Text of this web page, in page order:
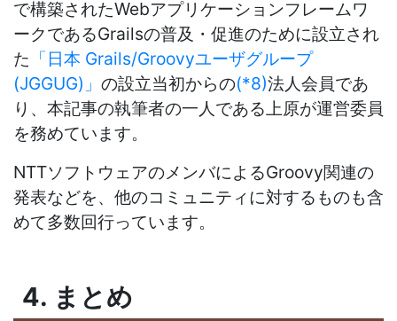
で構築されたWebアプリケーションフレームワ
ークであるGrailsの普及・促進のために設立され
た 「日本 Grails/Groovyユーザグループ
(JGGUG)」 の設立当初からの(*8)法人会員であ
り、本記事の執筆者の一人である上原が運営委員
を務めています。
NTTソフトウェアのメンバによるGroovy関連の
発表などを、他のコミュニティに対するものも含
めて多数回行っています。
4. まとめ